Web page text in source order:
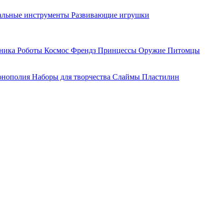
инструменты Развивающие игрушки
Роботы Космос Френдз Принцессы Оружие Питомцы
Наборы для творчества Слаймы Пластилин